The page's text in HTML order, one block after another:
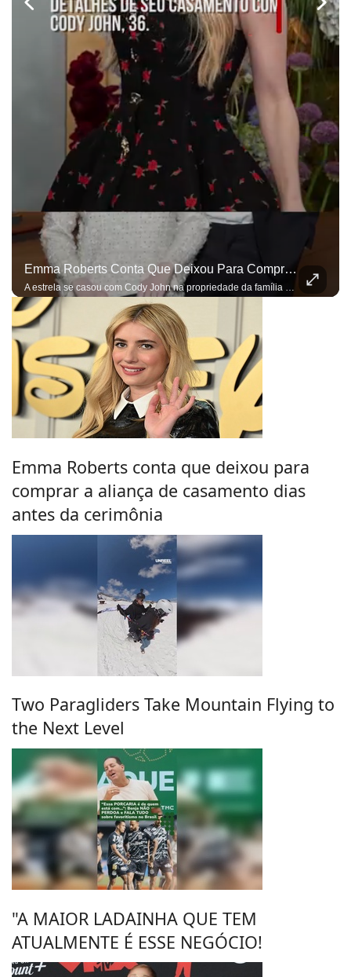
Emma Roberts Conta Que Deixou Para Comprar A Aliança De Casamento Dias Antes Da Cerimônia
A estrela se casou com Cody John na propriedade da família do ator em Idaho
Emma Roberts conta que deixou para
comprar a aliança de casamento dias
antes da cerimônia
Two Paragliders Take Mountain Flying to
the Next Level
"A MAIOR LADAINHA QUE TEM
ATUALMENTE É ESSE NEGÓCIO!